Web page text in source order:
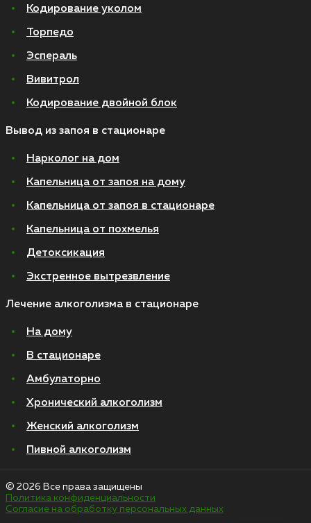
Кодирование уколом
Торпедо
Эспераль
Вивитрол
Кодирование двойной блок
Вывод из запоя в стационаре
Нарколог на дом
Капельница от запоя на дому
Капельница от запоя в стационаре
Капельница от похмелья
Детоксикация
Экстренное вытрезвление
Лечение алкоголизма в стационаре
На дому
В стационаре
Амбулаторно
Хронический алкоголизм
Женский алкоголизм
Пивной алкоголизм
© 2026 Все права защищены
Политика конфиденциальности
Согласие на обработку персональных данных